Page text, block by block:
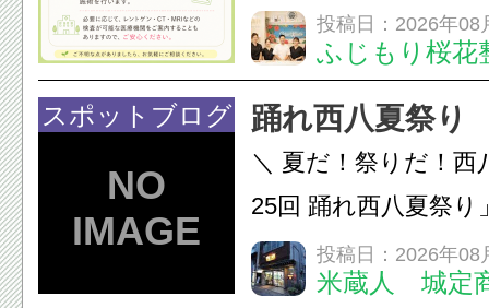
いなくても施術は受
A: はい、受けられま
態を丁寧に確認した
います。必要に応じ
ン・CT・MRIなどの
投稿日：2026年08
ふじもり桜花
スポットブログ 踊れ西八夏祭り
＼ 夏だ！祭りだ！西
25回 踊れ西八夏祭
てくる！ 伝統の【阿
情熱の【よさこいソ
投稿日：2026年08
米蔵人 城定